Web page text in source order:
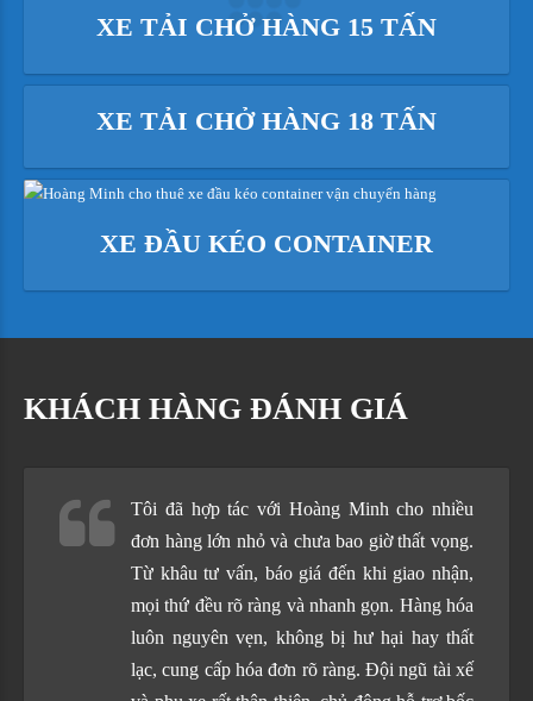
XE TẢI CHỞ HÀNG 15 TẤN
XE TẢI CHỞ HÀNG 18 TẤN
XE ĐẦU KÉO CONTAINER
KHÁCH HÀNG ĐÁNH GIÁ
Tôi đã hợp tác với Hoàng Minh cho nhiều
đơn hàng lớn nhỏ và chưa bao giờ thất vọng.
Từ khâu tư vấn, báo giá đến khi giao nhận,
mọi thứ đều rõ ràng và nhanh gọn. Hàng hóa
luôn nguyên vẹn, không bị hư hại hay thất
lạc, cung cấp hóa đơn rõ ràng. Đội ngũ tài xế